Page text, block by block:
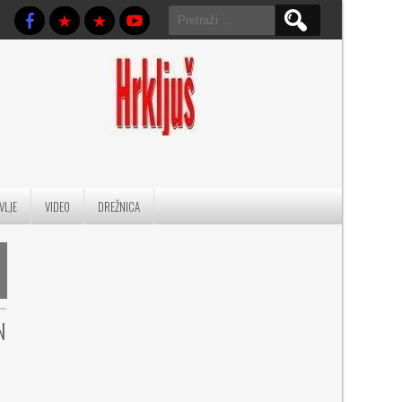
Pretraga:
VIDEO DREŽNICA